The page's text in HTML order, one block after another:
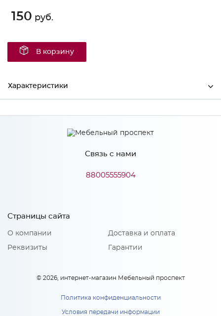
150 руб.
В корзину
Характеристики
Производитель МиФ
Связь с нами
88005555904
Страницы сайта
О компании
Реквизиты
Доставка и оплата
Гарантии
© 2026, интернет-магазин Мебельный проспект
Политика конфиденциальности
Условия передачи информации